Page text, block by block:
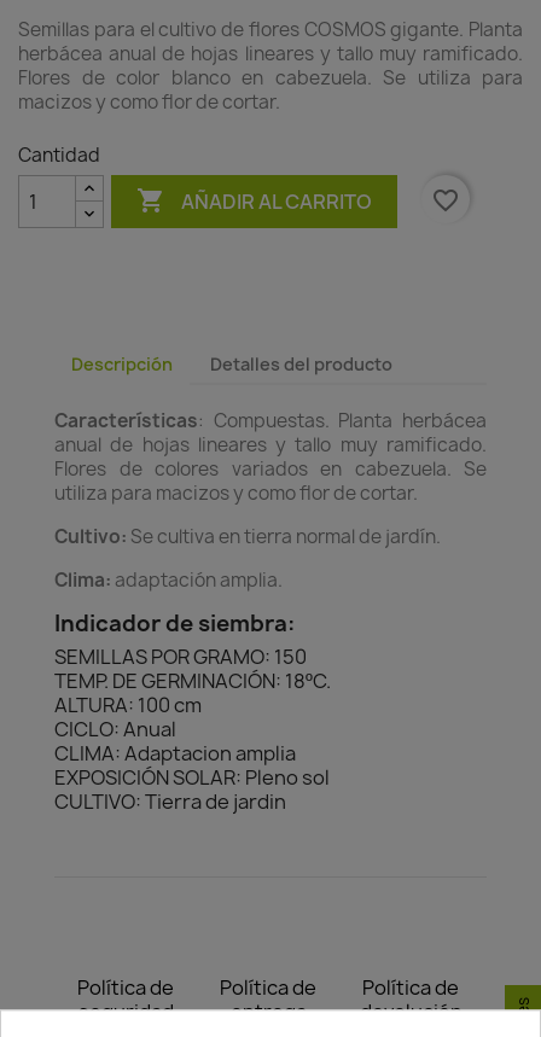
Semillas para el cultivo de flores COSMOS gigante. Planta
herbácea anual de hojas lineares y tallo muy ramificado.
Flores de color blanco en cabezuela. Se utiliza para
macizos y como flor de cortar.
Cantidad
 AÑADIR AL CARRITO favorite_border
Descripción Detalles del producto
Características: Compuestas. Planta herbácea
anual de hojas lineares y tallo muy ramificado.
Flores de colores variados en cabezuela. Se
utiliza para macizos y como flor de cortar.
Cultivo: Se cultiva en tierra normal de jardín.
Clima: adaptación amplia.
Indicador de siembra:
SEMILLAS POR GRAMO: 150
TEMP. DE GERMINACIÓN: 18ºC.
ALTURA: 100 cm
CICLO: Anual
CLIMA: Adaptacion amplia
EXPOSICIÓN SOLAR: Pleno sol
CULTIVO: Tierra de jardin
Política de
seguridad
Política de
entrega
Política de
devolución